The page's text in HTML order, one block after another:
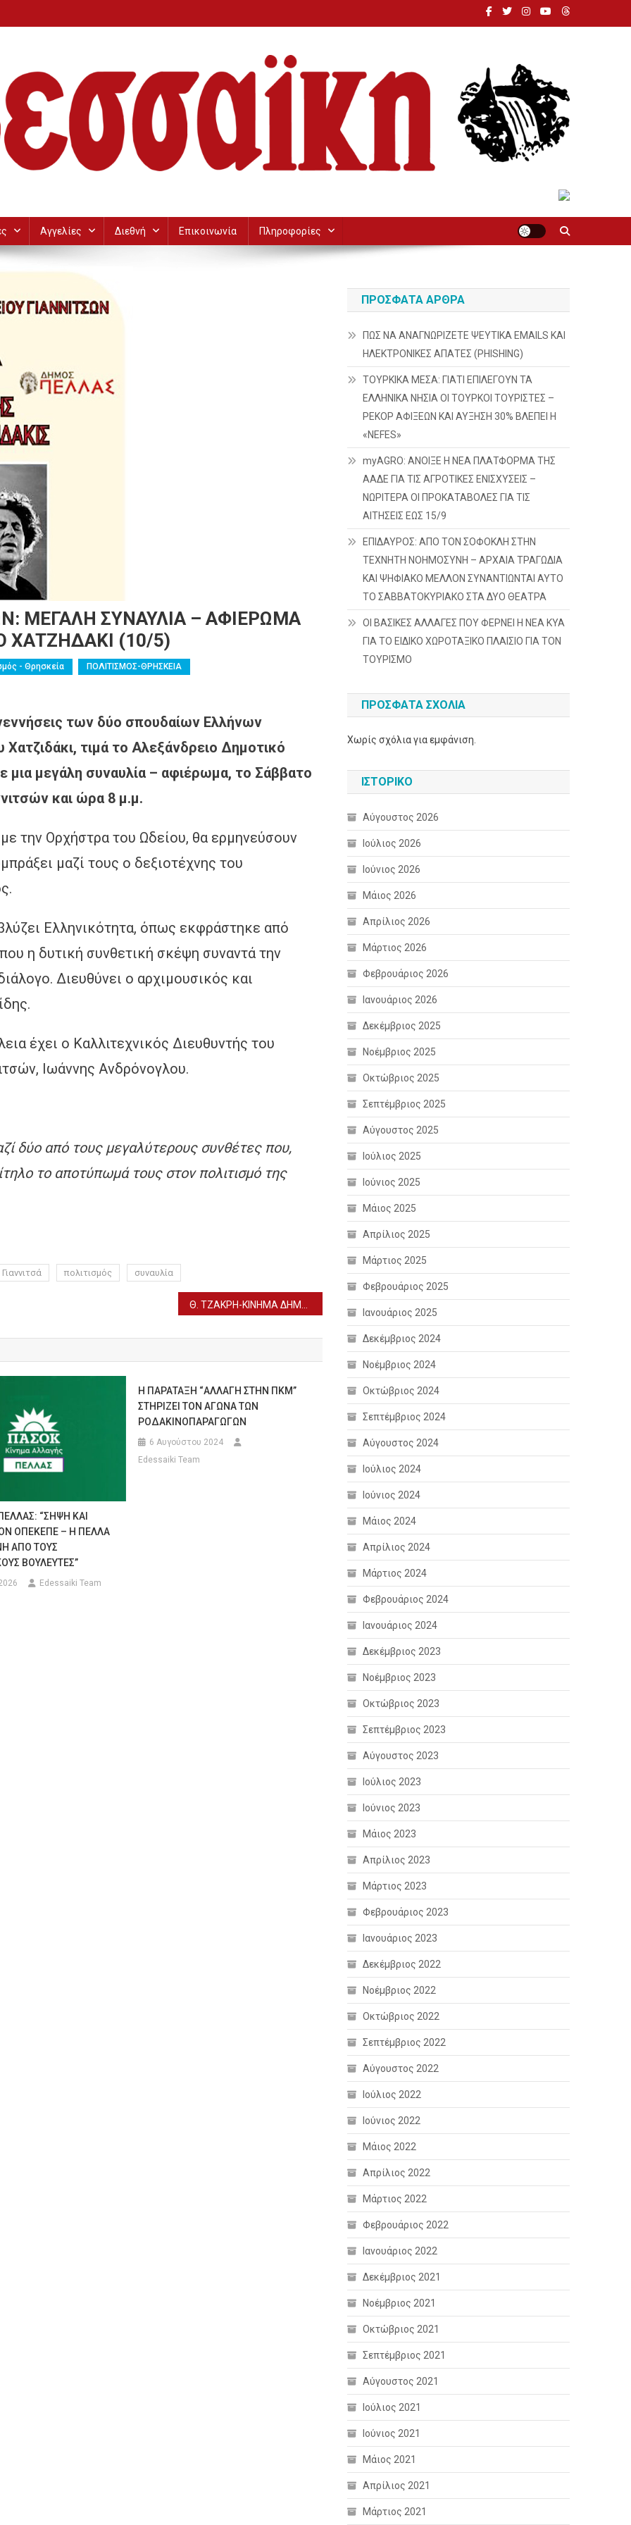
Αγγελίες Διεθνή Επικοινωνία Πληροφορίες
ΜΕΓΑΛΗ ΣΥΝΑΥΛΙΑ – ΑΦΙΕΡΩΜΑ
(10/5)
- Θρησκεία ΠΟΛΙΤΙΣΜΟΣ-ΘΡΗΣΚΕΙΑ
των δύο σπουδαίων Ελλήνων
τιμά το Αλεξάνδρειο Δημοτικό
μια μεγάλη συναυλία – αφιέρωμα, το Σάββατο
και ώρα 8 μ.μ.
την Ορχήστρα του Ωδείου, θα ερμηνεύσουν
μαζί τους ο δεξιοτέχνης του
Ελληνικότητα, όπως εκφράστηκε από
η δυτική συνθετική σκέψη συναντά την
Διευθύνει ο αρχιμουσικός και
έχει ο Καλλιτεχνικός Διευθυντής του
Ιωάννης Ανδρόνογλου.
δύο από τους μεγαλύτερους συνθέτες που,
το αποτύπωμά τους στον πολιτισμό της
Γιαννιτσά πολιτισμός συναυλία
Θ. ΤΖΑΚΡΗ-ΚΙΝΗΜΑ ΔΗΜΟΚΡΑΤΙΑΣ ΓΙΑ ΤΟ ΝΟΜΟΣΧΕΔΙΟ ΓΙΑ ΤΑ ΣΤΡΑΤΙΩΤΙΚΑ ΝΟΣΟΚΟΜΕΙΑ
“ΣΗΨΗ ΚΑΙ
ΟΠΕΚΕΠΕ – Η ΠΕΛΛΑ
ΑΠΟ ΤΟΥΣ
ΒΟΥΛΕΥΤΕΣ”
Edessaiki Team
Η ΠΑΡΑΤΑΞΗ “ΑΛΛΑΓΗ ΣΤΗΝ ΠΚΜ”
ΣΤΗΡΙΖΕΙ ΤΟΝ ΑΓΩΝΑ ΤΩΝ
ΡΟΔΑΚΙΝΟΠΑΡΑΓΩΓΩΝ
6 Αυγούστου 2024
Edessaiki Team
ΠΡΌΣΦΑΤΑ ΆΡΘΡΑ
ΠΩΣ ΝΑ ΑΝΑΓΝΩΡΙΖΕΤΕ ΨΕΥΤΙΚΑ EMAILS ΚΑΙ
ΗΛΕΚΤΡΟΝΙΚΕΣ ΑΠΑΤΕΣ (PHISHING)
ΤΟΥΡΚΙΚΑ ΜΕΣΑ: ΓΙΑΤΙ ΕΠΙΛΕΓΟΥΝ ΤΑ
ΕΛΛΗΝΙΚΑ ΝΗΣΙΑ ΟΙ ΤΟΥΡΚΟΙ ΤΟΥΡΙΣΤΕΣ –
ΡΕΚΟΡ ΑΦΙΞΕΩΝ ΚΑΙ ΑΥΞΗΣΗ 30% ΒΛΕΠΕΙ Η
«NEFES»
myAGRO: ΑΝΟΙΞΕ Η ΝΕΑ ΠΛΑΤΦΟΡΜΑ ΤΗΣ
ΑΑΔΕ ΓΙΑ ΤΙΣ ΑΓΡΟΤΙΚΕΣ ΕΝΙΣΧΥΣΕΙΣ –
ΝΩΡΙΤΕΡΑ ΟΙ ΠΡΟΚΑΤΑΒΟΛΕΣ ΓΙΑ ΤΙΣ
ΑΙΤΗΣΕΙΣ ΕΩΣ 15/9
ΕΠΙΔΑΥΡΟΣ: ΑΠΟ ΤΟΝ ΣΟΦΟΚΛΗ ΣΤΗΝ
ΤΕΧΝΗΤΗ ΝΟΗΜΟΣΥΝΗ – ΑΡΧΑΙΑ ΤΡΑΓΩΔΙΑ
ΚΑΙ ΨΗΦΙΑΚΟ ΜΕΛΛΟΝ ΣΥΝΑΝΤΙΩΝΤΑΙ ΑΥΤΟ
ΤΟ ΣΑΒΒΑΤΟΚΥΡΙΑΚΟ ΣΤΑ ΔΥΟ ΘΕΑΤΡΑ
ΟΙ ΒΑΣΙΚΕΣ ΑΛΛΑΓΕΣ ΠΟΥ ΦΕΡΝΕΙ Η ΝΕΑ ΚΥΑ
ΓΙΑ ΤΟ ΕΙΔΙΚΟ ΧΩΡΟΤΑΞΙΚΟ ΠΛΑΙΣΙΟ ΓΙΑ ΤΟΝ
ΤΟΥΡΙΣΜΟ
ΠΡΌΣΦΑΤΑ ΣΧΌΛΙΑ
Χωρίς σχόλια για εμφάνιση.
ΙΣΤΟΡΙΚΌ
Αύγουστος 2026
Ιούλιος 2026
Ιούνιος 2026
Μάιος 2026
Απρίλιος 2026
Μάρτιος 2026
Φεβρουάριος 2026
Ιανουάριος 2026
Δεκέμβριος 2025
Νοέμβριος 2025
Οκτώβριος 2025
Σεπτέμβριος 2025
Αύγουστος 2025
Ιούλιος 2025
Ιούνιος 2025
Μάιος 2025
Απρίλιος 2025
Μάρτιος 2025
Φεβρουάριος 2025
Ιανουάριος 2025
Δεκέμβριος 2024
Νοέμβριος 2024
Οκτώβριος 2024
Σεπτέμβριος 2024
Αύγουστος 2024
Ιούλιος 2024
Ιούνιος 2024
Μάιος 2024
Απρίλιος 2024
Μάρτιος 2024
Φεβρουάριος 2024
Ιανουάριος 2024
Δεκέμβριος 2023
Νοέμβριος 2023
Οκτώβριος 2023
Σεπτέμβριος 2023
Αύγουστος 2023
Ιούλιος 2023
Ιούνιος 2023
Μάιος 2023
Απρίλιος 2023
Μάρτιος 2023
Φεβρουάριος 2023
Ιανουάριος 2023
Δεκέμβριος 2022
Νοέμβριος 2022
Οκτώβριος 2022
Σεπτέμβριος 2022
Αύγουστος 2022
Ιούλιος 2022
Ιούνιος 2022
Μάιος 2022
Απρίλιος 2022
Μάρτιος 2022
Φεβρουάριος 2022
Ιανουάριος 2022
Δεκέμβριος 2021
Νοέμβριος 2021
Οκτώβριος 2021
Σεπτέμβριος 2021
Αύγουστος 2021
Ιούλιος 2021
Ιούνιος 2021
Μάιος 2021
Απρίλιος 2021
Μάρτιος 2021